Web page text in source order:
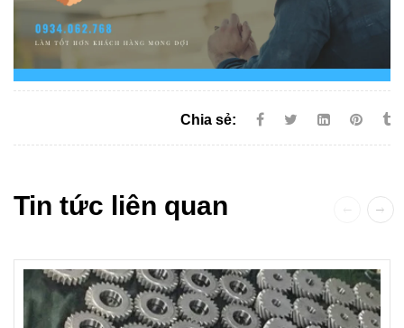
Chia sẻ:
Tin tức liên quan